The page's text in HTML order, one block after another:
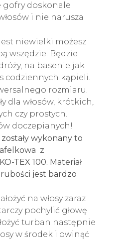
gofry doskonale
i nie narusza
niewielki możesz
wszędzie. Będzie
na basenie jak
codziennych kąpieli.
rozmiaru.
dla włosów, krótkich,
czy prostych.
doczepianych!
wykonany to
z
TEX 100. Materiał
jest bardzo
na włosy zaraz
pochylić głowę
turban następnie
w środek i owinąć